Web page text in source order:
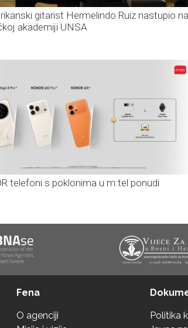
gitarist Hermelindo Ruiz nastupio na
akademiji UNSA
telefoni s poklonima u m:tel ponudi
Fena
O agenciji
Politika